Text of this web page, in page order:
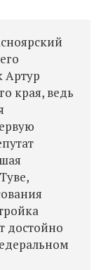
Артур
края, ведь
достойно